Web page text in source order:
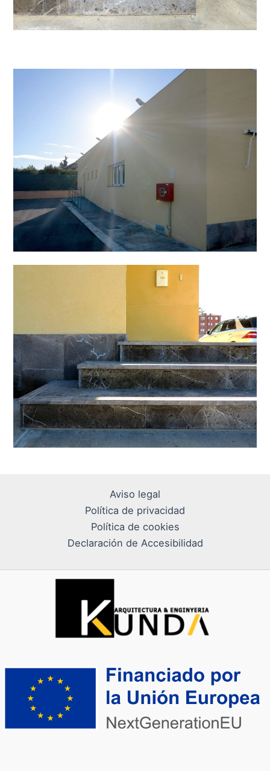
Aviso legal
Política de privacidad
Política de cookies
Declaración de Accesibilidad